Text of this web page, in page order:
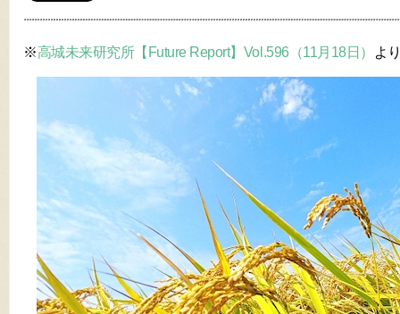
※高城未来研究所【Future Report】Vol.596（11月18日） よ